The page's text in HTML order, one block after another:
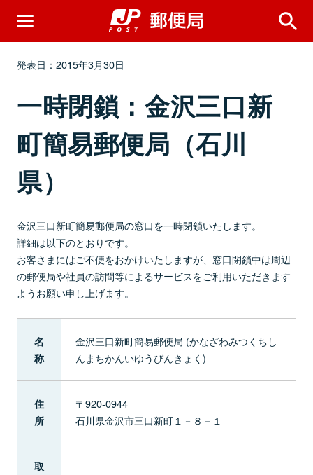
発表日：2015年3月30日
一時閉鎖：金沢三口新
町簡易郵便局（石川
県）
金沢三口新町簡易郵便局の窓口を一時閉鎖いたします。
詳細は以下のとおりです。
お客さまにはご不便をおかけいたしますが、窓口閉鎖中は周辺
の郵便局や社員の訪問等によるサービスをご利用いただきます
ようお願い申し上げます。
名
称
金沢三口新町簡易郵便局 (かなざわみつくちし
んまちかんいゆうびんきょく)
住
所
〒920-0944
石川県金沢市三口新町１－８－１
取